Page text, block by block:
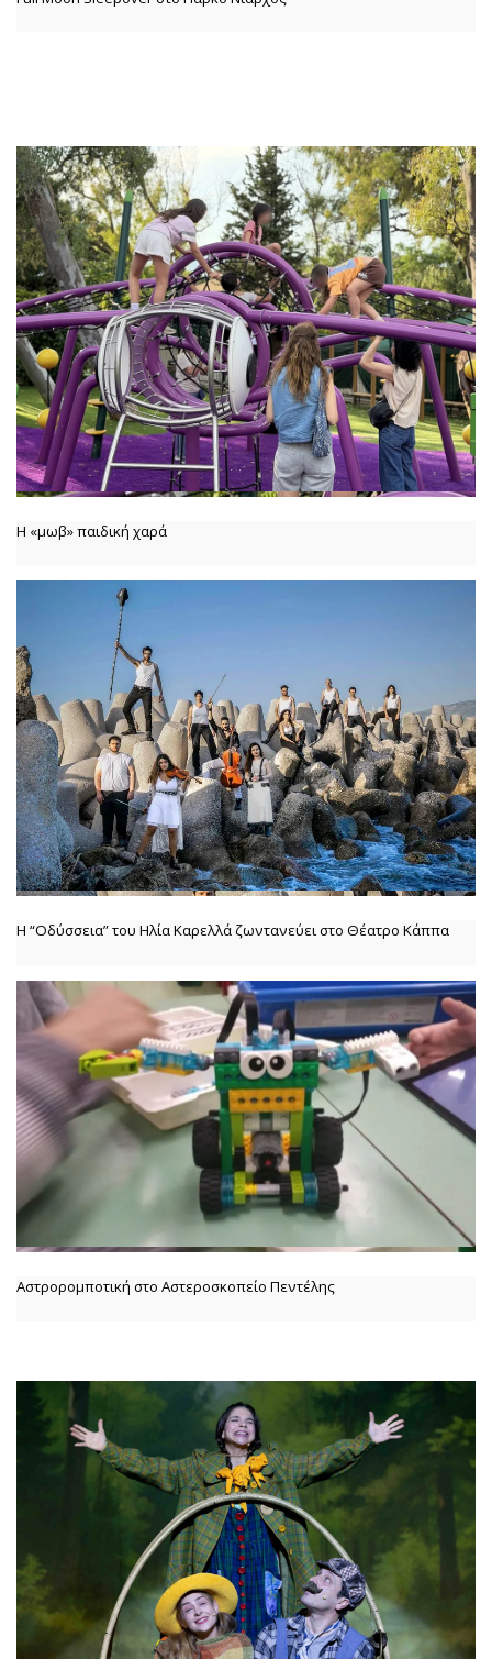
Η «μωβ» παιδική χαρά
Η “Οδύσσεια” του Ηλία Καρελλά ζωντανεύει στο Θέατρο Κάππα
Αστρορομποτική στο Αστεροσκοπείο Πεντέλης